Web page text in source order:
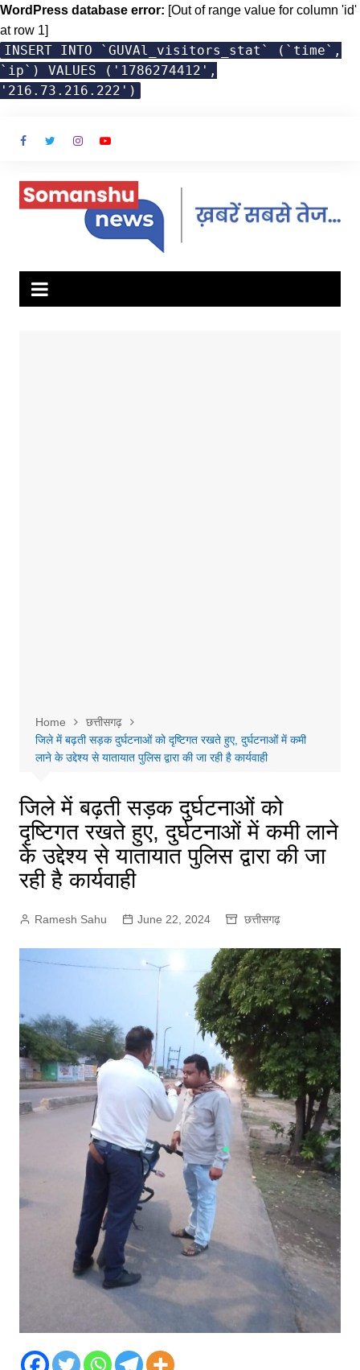
WordPress database error: [Out of range value for column 'id'
at row 1]
INSERT INTO `GUVAl_visitors_stat` (`time`,
`ip`) VALUES ('1786274412',
'216.73.216.222')
Home
छत्तीसगढ़
जिले में बढ़ती सड़क दुर्घटनाओं को दृष्टिगत रखते हुए, दुर्घटनाओं में कमी
लाने के उद्देश्य से यातायात पुलिस द्वारा की जा रही है कार्यवाही
जिले में बढ़ती सड़क दुर्घटनाओं को
दृष्टिगत रखते हुए, दुर्घटनाओं में कमी लाने
के उद्देश्य से यातायात पुलिस द्वारा की जा
रही है कार्यवाही
Ramesh Sahu June 22, 2024 छत्तीसगढ़